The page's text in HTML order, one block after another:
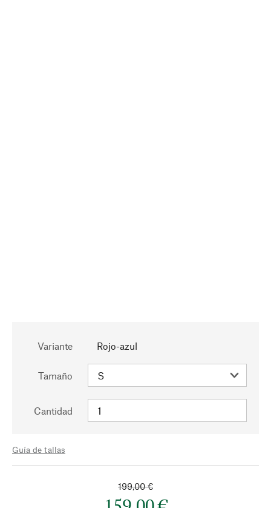
Variante Rojo-azul
Tamaño
Cantidad
Guía de tallas
199,00 €